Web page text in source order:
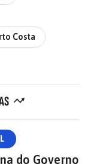
Costa
do Governo